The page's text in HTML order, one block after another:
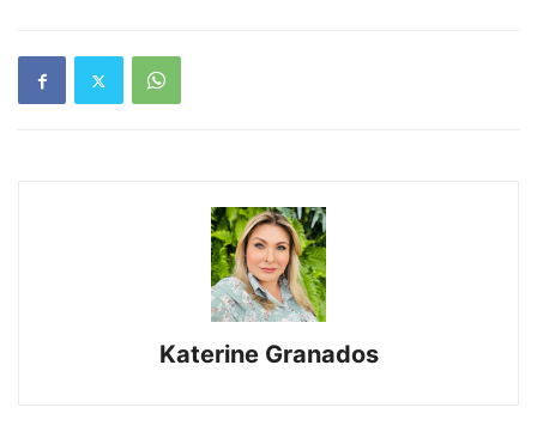
Katerine Granados